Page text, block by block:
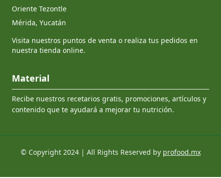
Oriente Tezontle
Mérida, Yucatán
Visita nuestros puntos de venta o realiza tus pedidos en
nuestra tienda online.
Material
Recibe nuestros recetarios gratis, promociones, artículos y
contenido que te ayudará a mejorar tu nutrición.
© Copyright 2024 | All Rights Reserved by profood.mx